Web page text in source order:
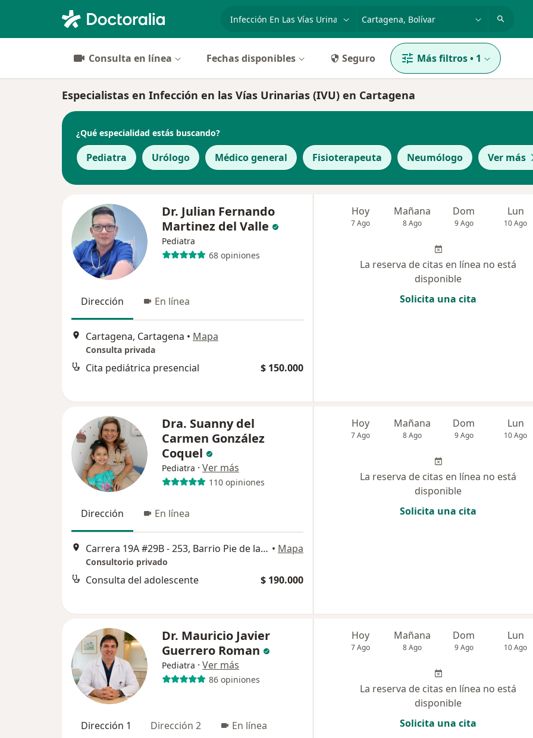
especialidad, enfermedad o nombre
Consulta en línea Fechas disponibles Seguro Más filtros• 1
Especialistas en Infección en las Vías Urinarias (IVU) en Cartagena
¿Qué especialidad estás buscando?
Pediatra Urólogo Médico general Fisioterapeuta Neumólogo Ver más
Dr. Julian Fernando
Martinez del Valle
Pediatra
68 opiniones
Dirección En línea
Cartagena, Cartagena • Mapa
Consulta privada
Cita pediátrica presencial $ 150.000
Hoy
7 Ago
Mañana
8 Ago
Dom
9 Ago
Lun
10 Ago
La reserva de citas en línea no está
disponible
Solicita una cita
Dra. Suanny del
Carmen González
Coquel
Pediatra · Ver más
110 opiniones
Dirección En línea
Carrera 19A #29B - 253, Barrio Pie de la Popa, Cartagena • Mapa
Consultorio privado
Consulta del adolescente $ 190.000
Hoy
7 Ago
Mañana
8 Ago
Dom
9 Ago
Lun
10 Ago
La reserva de citas en línea no está
disponible
Solicita una cita
Dr. Mauricio Javier
Guerrero Roman
Pediatra · Ver más
86 opiniones
Dirección 1 Dirección 2 En línea
Hoy
7 Ago
Mañana
8 Ago
Dom
9 Ago
Lun
10 Ago
La reserva de citas en línea no está
disponible
Solicita una cita